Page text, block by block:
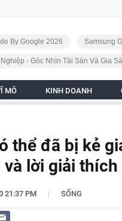
By Google 2026 Samsung
Nghiệp - Góc Nhìn Tài Sản Và Gia
MÔ KINH DOANH
thể đã bị kẻ
lời giải
21:37 PM | SỐNG